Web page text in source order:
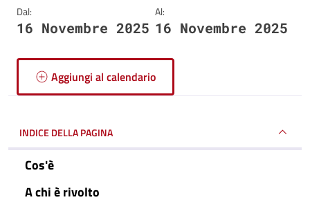
Dal:
16 Novembre 2025
Al:
16 Novembre 2025
Aggiungi al calendario
INDICE DELLA PAGINA
Cos'è
A chi è rivolto